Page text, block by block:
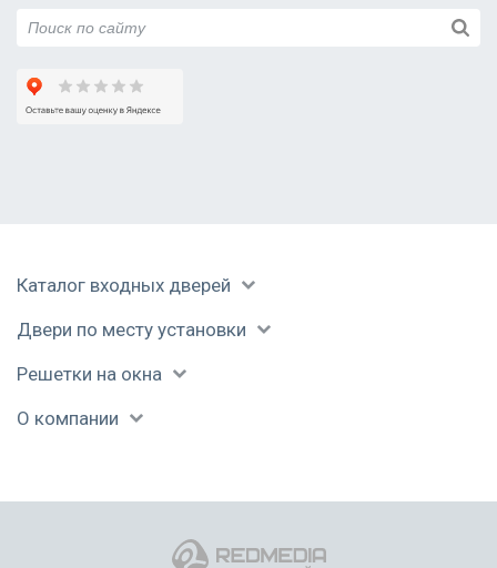
Каталог входных дверей
Двери по месту установки
Решетки на окна
О компании